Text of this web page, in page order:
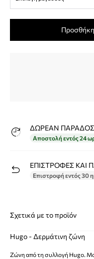
ΔΩΡΕΑΝ
Αποστολή εντός 24
ΕΠΙΣΤΡΟΦΕΣ ΚΑΙ
Επιστροφή εντός 30
Σχετικά με το προϊόν
Hugo - Δερμάτινη ζώνη
Ζώνη από τη συλλογή Hugo.